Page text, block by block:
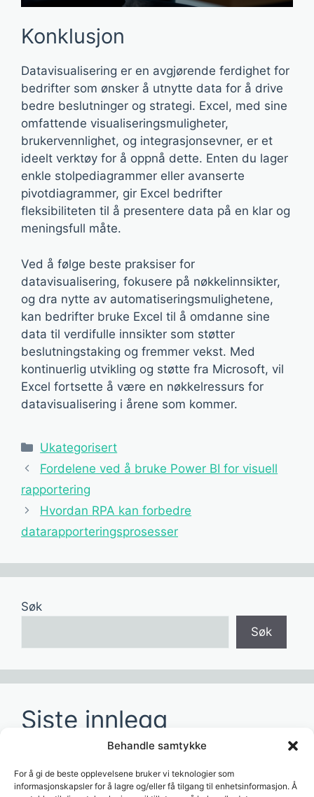
Behandle samtykke
For å gi de beste opplevelsene bruker vi teknologier som
informasjonskapsler for å lagre og/eller få tilgang til enhetsinformasjon. Å
Konklusjon
Datavisualisering er en avgjørende ferdighet for
bedrifter som ønsker å utnytte data for å drive
bedre beslutninger og strategi. Excel, med sine
omfattende visualiseringsmuligheter,
brukervennlighet, og integrasjonsevner, er et
ideelt verktøy for å oppnå dette. Enten du lager
enkle stolpediagrammer eller avanserte
pivotdiagrammer, gir Excel bedrifter
fleksibiliteten til å presentere data på en klar og
meningsfull måte.
Ved å følge beste praksiser for
datavisualisering, fokusere på nøkkelinnsikter,
og dra nytte av automatiseringsmulighetene,
kan bedrifter bruke Excel til å omdanne sine
data til verdifulle innsikter som støtter
beslutningstaking og fremmer vekst. Med
kontinuerlig utvikling og støtte fra Microsoft, vil
Excel fortsette å være en nøkkelressurs for
datavisualisering i årene som kommer.
Kategorier
Ukategorisert
Fordelene ved å bruke Power BI for visuell
rapportering
Hvordan RPA kan forbedre
datarapporteringsprosesser
Søk
Søk
Siste innlegg
Hvordan redusere tid brukt på manuelle
rapporter?